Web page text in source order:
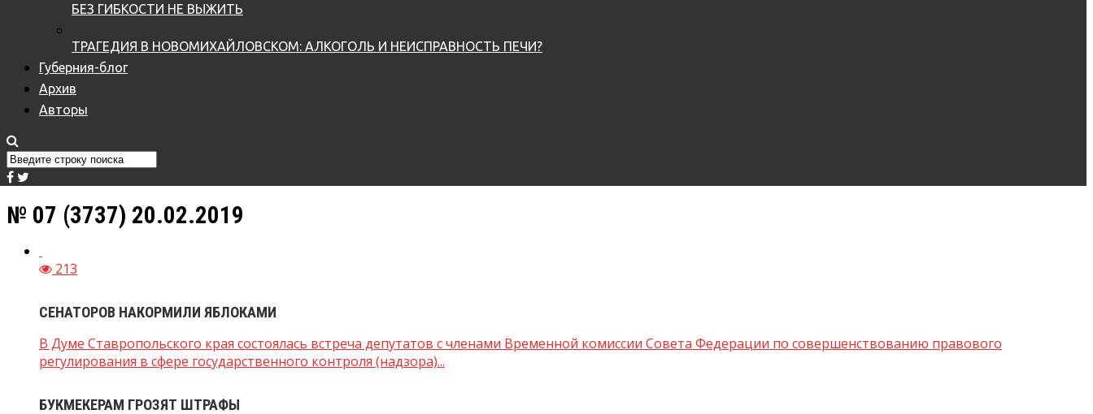
БЕЗ ГИБКОСТИ НЕ ВЫЖИТЬ
ТРАГЕДИЯ В НОВОМИХАЙЛОВСКОМ: АЛКОГОЛЬ И НЕИСПРАВНОСТЬ ПЕЧИ?
Губерния-блог
Архив
Авторы
№ 07 (3737) 20.02.2019
213
СЕНАТОРОВ НАКОРМИЛИ ЯБЛОКАМИ
В Думе Ставропольского края состоялась встреча депутатов с членами Временной комиссии Совета Федерации по совершенствованию правового
регулирования в сфере государственного контроля (надзора)...
БУКМЕКЕРАМ ГРОЗЯТ ШТРАФЫ